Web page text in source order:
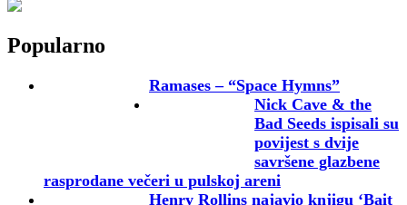
Popularno
Ramases – “Space Hymns”
Nick Cave & the
Bad Seeds ispisali su
povijest s dvije
savršene glazbene
rasprodane večeri u pulskoj areni
Henry Rollins najavio knjigu ‘Bait